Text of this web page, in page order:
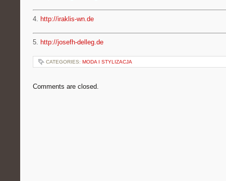
4. http://iraklis-wn.de
5. http://josefh-delleg.de
CATEGORIES: MODA I STYLIZACJA
Comments are closed.